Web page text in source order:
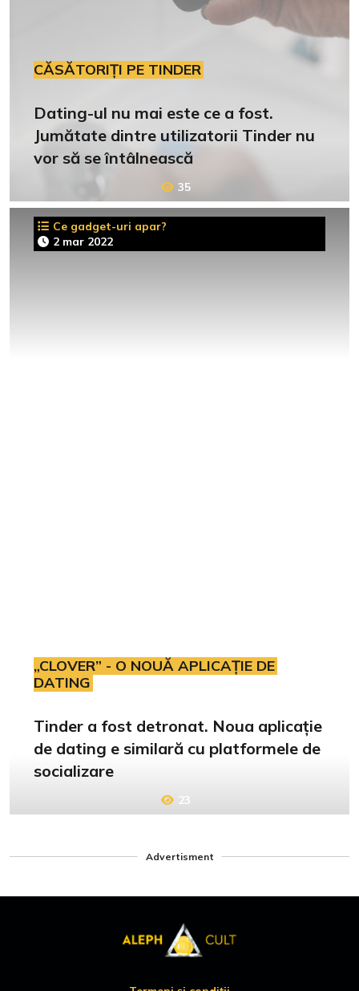
CĂSĂTORIȚI PE TINDER
Dating-ul nu mai este ce a fost.
Jumătate dintre utilizatorii Tinder nu
vor să se întâlnească
35
Ce gadget-uri apar?
2 mar 2022
„CLOVER” - O NOUĂ APLICAȚIE DE
DATING
Tinder a fost detronat. Noua aplicație
de dating e similară cu platformele de
socializare
23
Advertisment